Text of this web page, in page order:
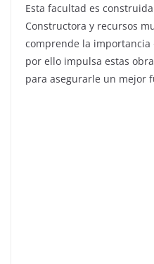
Esta facultad es
Constructora y recursos
comprende la
por ello impulsa estas
para asegurarle un mejor